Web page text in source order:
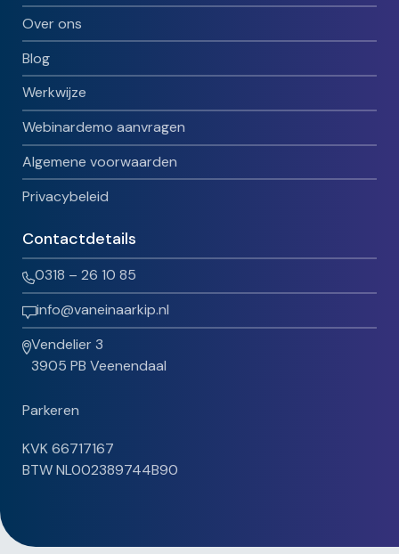
Over ons
Blog
Werkwijze
Webinardemo aanvragen
Algemene voorwaarden
Privacybeleid
Contactdetails
0318 – 26 10 85
info@vaneinaarkip.nl
Vendelier 3
3905 PB Veenendaal
Parkeren
KVK 66717167
BTW NL002389744B90